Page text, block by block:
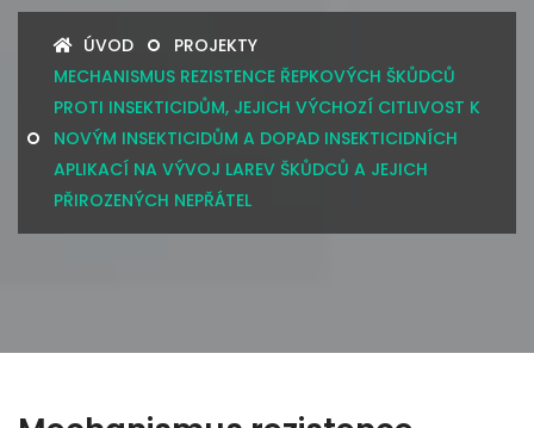
ÚVOD
PROJEKTY
MECHANISMUS REZISTENCE ŘEPKOVÝCH ŠKŮDCŮ
PROTI INSEKTICIDŮM, JEJICH VÝCHOZÍ CITLIVOST K
NOVÝM INSEKTICIDŮM A DOPAD INSEKTICIDNÍCH
APLIKACÍ NA VÝVOJ LAREV ŠKŮDCŮ A JEJICH
PŘIROZENÝCH NEPŘÁTEL